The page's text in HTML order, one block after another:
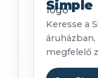
Simple
Keresse a
megfelelő